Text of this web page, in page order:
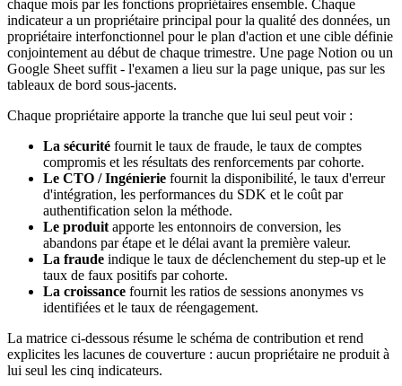
chaque mois par les fonctions propriétaires ensemble. Chaque
indicateur a un propriétaire principal pour la qualité des données, un
propriétaire interfonctionnel pour le plan d'action et une cible définie
conjointement au début de chaque trimestre. Une page Notion ou un
Google Sheet suffit - l'examen a lieu sur la page unique, pas sur les
tableaux de bord sous-jacents.
Chaque propriétaire apporte la tranche que lui seul peut voir :
La sécurité fournit le taux de fraude, le taux de comptes
compromis et les résultats des renforcements par cohorte.
Le CTO / Ingénierie fournit la disponibilité, le taux d'erreur
d'intégration, les performances du SDK et le coût par
authentification selon la méthode.
Le produit apporte les entonnoirs de conversion, les
abandons par étape et le délai avant la première valeur.
La fraude indique le taux de déclenchement du step-up et le
taux de faux positifs par cohorte.
La croissance fournit les ratios de sessions anonymes vs
identifiées et le taux de réengagement.
La matrice ci-dessous résume le schéma de contribution et rend
explicites les lacunes de couverture : aucun propriétaire ne produit à
lui seul les cinq indicateurs.